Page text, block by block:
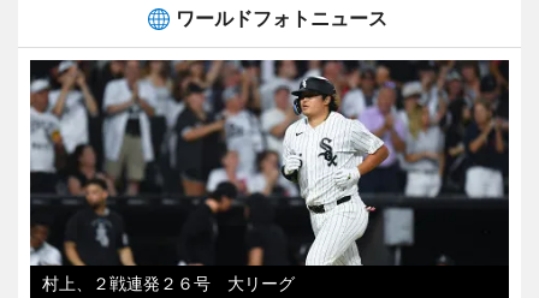
ワールドフォトニュース
村上、２戦連発２６号 大リーグ